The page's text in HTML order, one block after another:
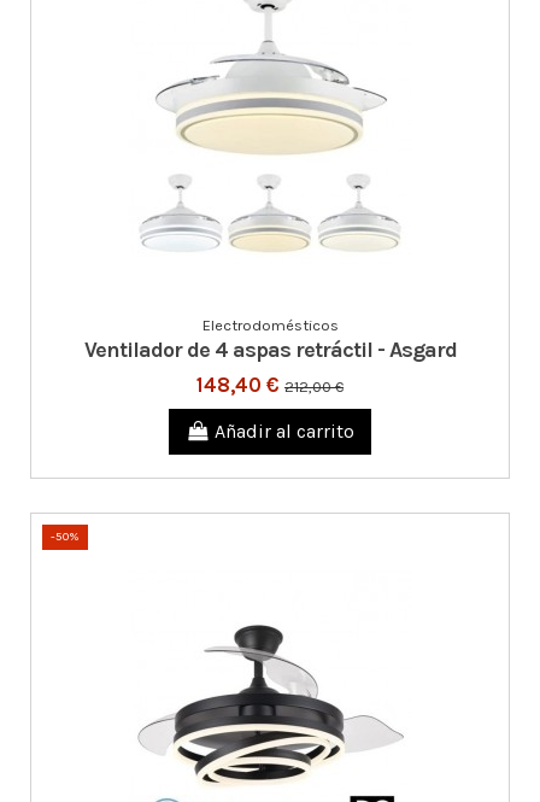
Electrodomésticos
Ventilador de 4 aspas retráctil - Asgard
148,40 € 212,00 €
Añadir al carrito
-50%